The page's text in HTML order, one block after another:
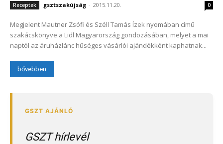
Receptek gsztszakújság - 2015.11.20. 0
Megjelent Mautner Zsófi és Széll Tamás Ízek nyomában című
szakácskönyve a Lidl Magyarország gondozásában, melyet a mai
naptól az áruházlánc hűséges vásárlói ajándékként kaphatnak...
bővebben
GSZT hírlevél